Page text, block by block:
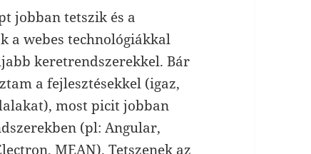
jobban tetszik és a
a webes technológiákkal
keretrendszerekkel. Bár
a fejlesztésekkel (igaz,
most picit jobban
(pl: Angular,
MEAN). Tetszenek az